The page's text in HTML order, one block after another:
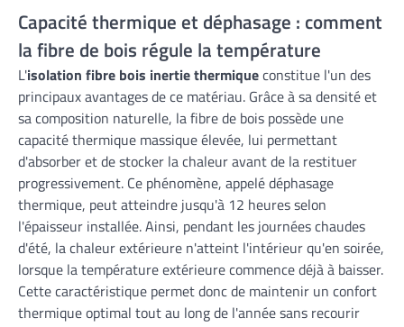
Capacité thermique et déphasage : comment
la fibre de bois régule la température
L'isolation fibre bois inertie thermiqueconstitue l'un des
principaux avantages de ce matériau. Grâce à sa densité et
sa composition naturelle, la fibre de bois possède une
capacité thermique massique élevée, lui permettant
d'absorber et de stocker la chaleur avant de la restituer
progressivement. Ce phénomène, appelé déphasage
thermique, peut atteindre jusqu'à 12 heures selon
l'épaisseur installée. Ainsi, pendant les journées chaudes
d'été, la chaleur extérieure n'atteint l'intérieur qu'en soirée,
lorsque la température extérieure commence déjà à baisser.
Cette caractéristique permet donc de maintenir un confort
thermique optimal tout au long de l'année sans recourir